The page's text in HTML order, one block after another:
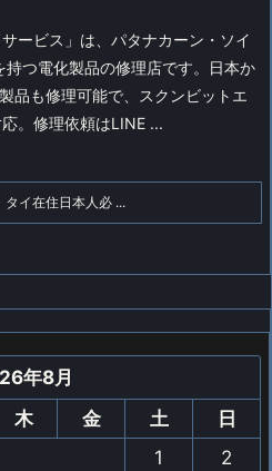
サービス」は、パタナカーン・ソイ
つ電化製品の修理店です。日本か
品も修理可能で、スクンビットエ
。修理依頼はLINE ...
タイ在住日本人必 ...
年8月
木 金 土
日
1
2